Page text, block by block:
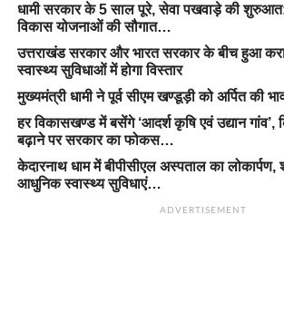
धामी सरकार के 5 साल पूरे, सेवा पखवाड़े की
विकास योजनाओं की सौगात…
उत्तराखंड सरकार और भारत सरकार के बीच हुआ
स्वास्थ्य सुविधाओं में होगा विस्तार
मुख्यमंत्री धामी ने पूर्व सीएम खण्डूड़ी को अर्पित की
हर विकासखण्ड में बसेंगे ‘आदर्श कृषि एवं उद्यान
बढ़ाने पर सरकार का फोकस…
केदारनाथ धाम में बीपीसीएल अस्पताल का लोकार्पण,
आधुनिक स्वास्थ्य सुविधाएं…
ADVERTISEMENT